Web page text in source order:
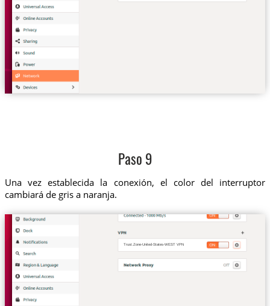
Paso 9
Una vez establecida la conexión, el color del interruptor
cambiará de gris a naranja.
Trust.Zone-United-States-WEST VPN